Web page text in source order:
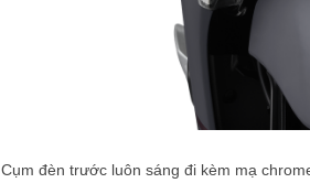
Cụm đèn trước luôn sáng đi kèm mạ